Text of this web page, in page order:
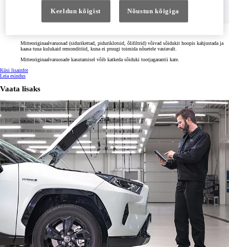
Mitteoriginaalvaruosad (sidurikettad, piduriklotsid, õlifiltrid) võivad sõidukit hoopis kahjustada ja
kaasa tuua kulukaid remonditöid, kuna ei pruugi toimida nõuetele vastavalt.
Mitteoriginaalvaruosade kasutamisel võib katkeda sõiduki tootjagarantii kate.
Küsi lisainfot
Leia esindus
Vaata lisaks
Keeldun kõigist Nõustun kõigiga